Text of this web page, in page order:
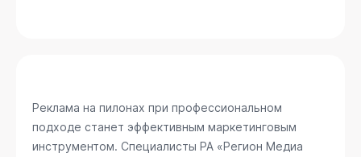
Реклама на пилонах при профессиональном
подходе станет эффективным маркетинговым
инструментом. Специалисты РА «Регион Медиа